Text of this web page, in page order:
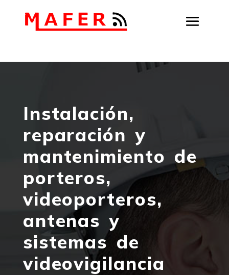
Instalación,
reparación y
mantenimiento de
porteros,
videoporteros,
antenas y
sistemas de
videovigilancia